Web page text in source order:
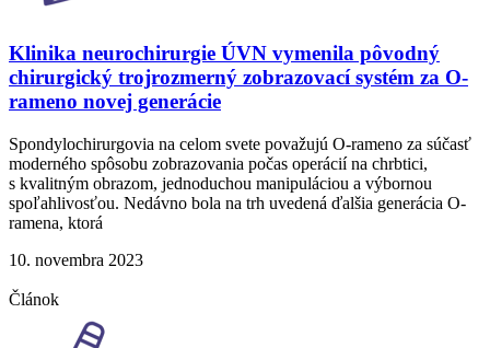
Klinika neurochirurgie ÚVN vymenila pôvodný
chirurgický trojrozmerný zobrazovací systém za O-
rameno novej generácie
Spondylochirurgovia na celom svete považujú O-rameno za súčasť
moderného spôsobu zobrazovania počas operácií na chrbtici,
s kvalitným obrazom, jednoduchou manipuláciou a výbornou
spoľahlivosťou. Nedávno bola na trh uvedená ďalšia generácia O-
ramena, ktorá
10. novembra 2023
Článok